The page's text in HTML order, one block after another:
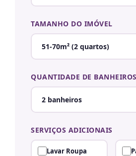
TAMANHO DO IMÓVEL
QUANTIDADE DE BANHEIROS
SERVIÇOS ADICIONAIS
Lavar Roupa